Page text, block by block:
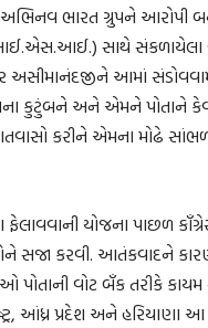
ભારત ગ્રુપને આરોપી
સાથે સંકળાયેલા
અસીમાનંદજીને આમાં
કુટુંબને અને એમને પોતાને
કરીને એમના મોઢે
ફેલાવવાની યોજના પાછળ
સજા કરવી. આતંકવાદને
પોતાની વોટ બૅંક તરીકે
આંધ્ર પ્રદેશ અને હરિયાણા આ